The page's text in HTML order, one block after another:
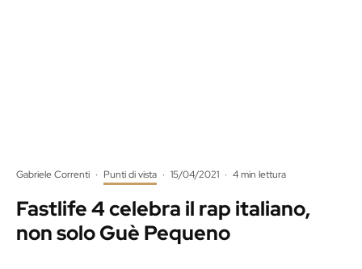
Gabriele Correnti · Punti di vista · 15/04/2021 · 4 min lettura
Fastlife 4 celebra il rap italiano,
non solo Guè Pequeno